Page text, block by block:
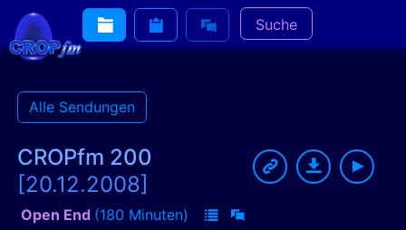
Suche
Alle Sendungen
CROPfm 200
[20.12.2008]
Open End (180 Minuten)